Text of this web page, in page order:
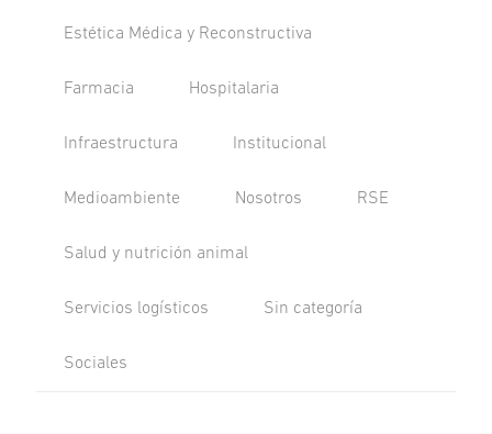
Estética Médica y Reconstructiva
Farmacia Hospitalaria
Infraestructura Institucional
Medioambiente Nosotros RSE
Salud y nutrición animal
Servicios logísticos Sin categoría
Sociales